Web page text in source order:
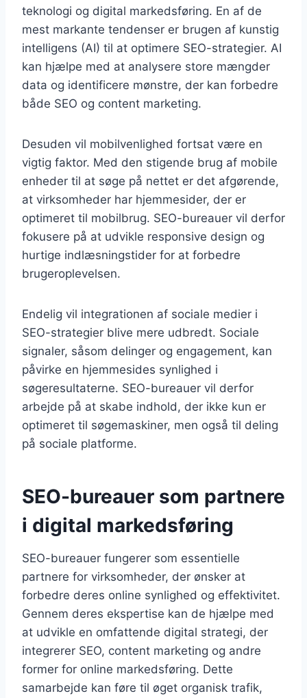
teknologi og digital markedsføring. En af de
mest markante tendenser er brugen af kunstig
intelligens (AI) til at optimere SEO-strategier. AI
kan hjælpe med at analysere store mængder
data og identificere mønstre, der kan forbedre
både SEO og content marketing.
Desuden vil mobilvenlighed fortsat være en
vigtig faktor. Med den stigende brug af mobile
enheder til at søge på nettet er det afgørende,
at virksomheder har hjemmesider, der er
optimeret til mobilbrug. SEO-bureauer vil derfor
fokusere på at udvikle responsive design og
hurtige indlæsningstider for at forbedre
brugeroplevelsen.
Endelig vil integrationen af sociale medier i
SEO-strategier blive mere udbredt. Sociale
signaler, såsom delinger og engagement, kan
påvirke en hjemmesides synlighed i
søgeresultaterne. SEO-bureauer vil derfor
arbejde på at skabe indhold, der ikke kun er
optimeret til søgemaskiner, men også til deling
på sociale platforme.
SEO-bureauer som partnere
i digital markedsføring
SEO-bureauer fungerer som essentielle
partnere for virksomheder, der ønsker at
forbedre deres online synlighed og effektivitet.
Gennem deres ekspertise kan de hjælpe med
at udvikle en omfattende digital strategi, der
integrerer SEO, content marketing og andre
former for online markedsføring. Dette
samarbejde kan føre til øget organisk trafik,